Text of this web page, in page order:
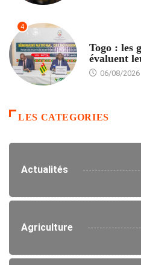
4
Togo : les
évaluent
06/08/2026
LES CATEGORIES
Actualités
Agriculture